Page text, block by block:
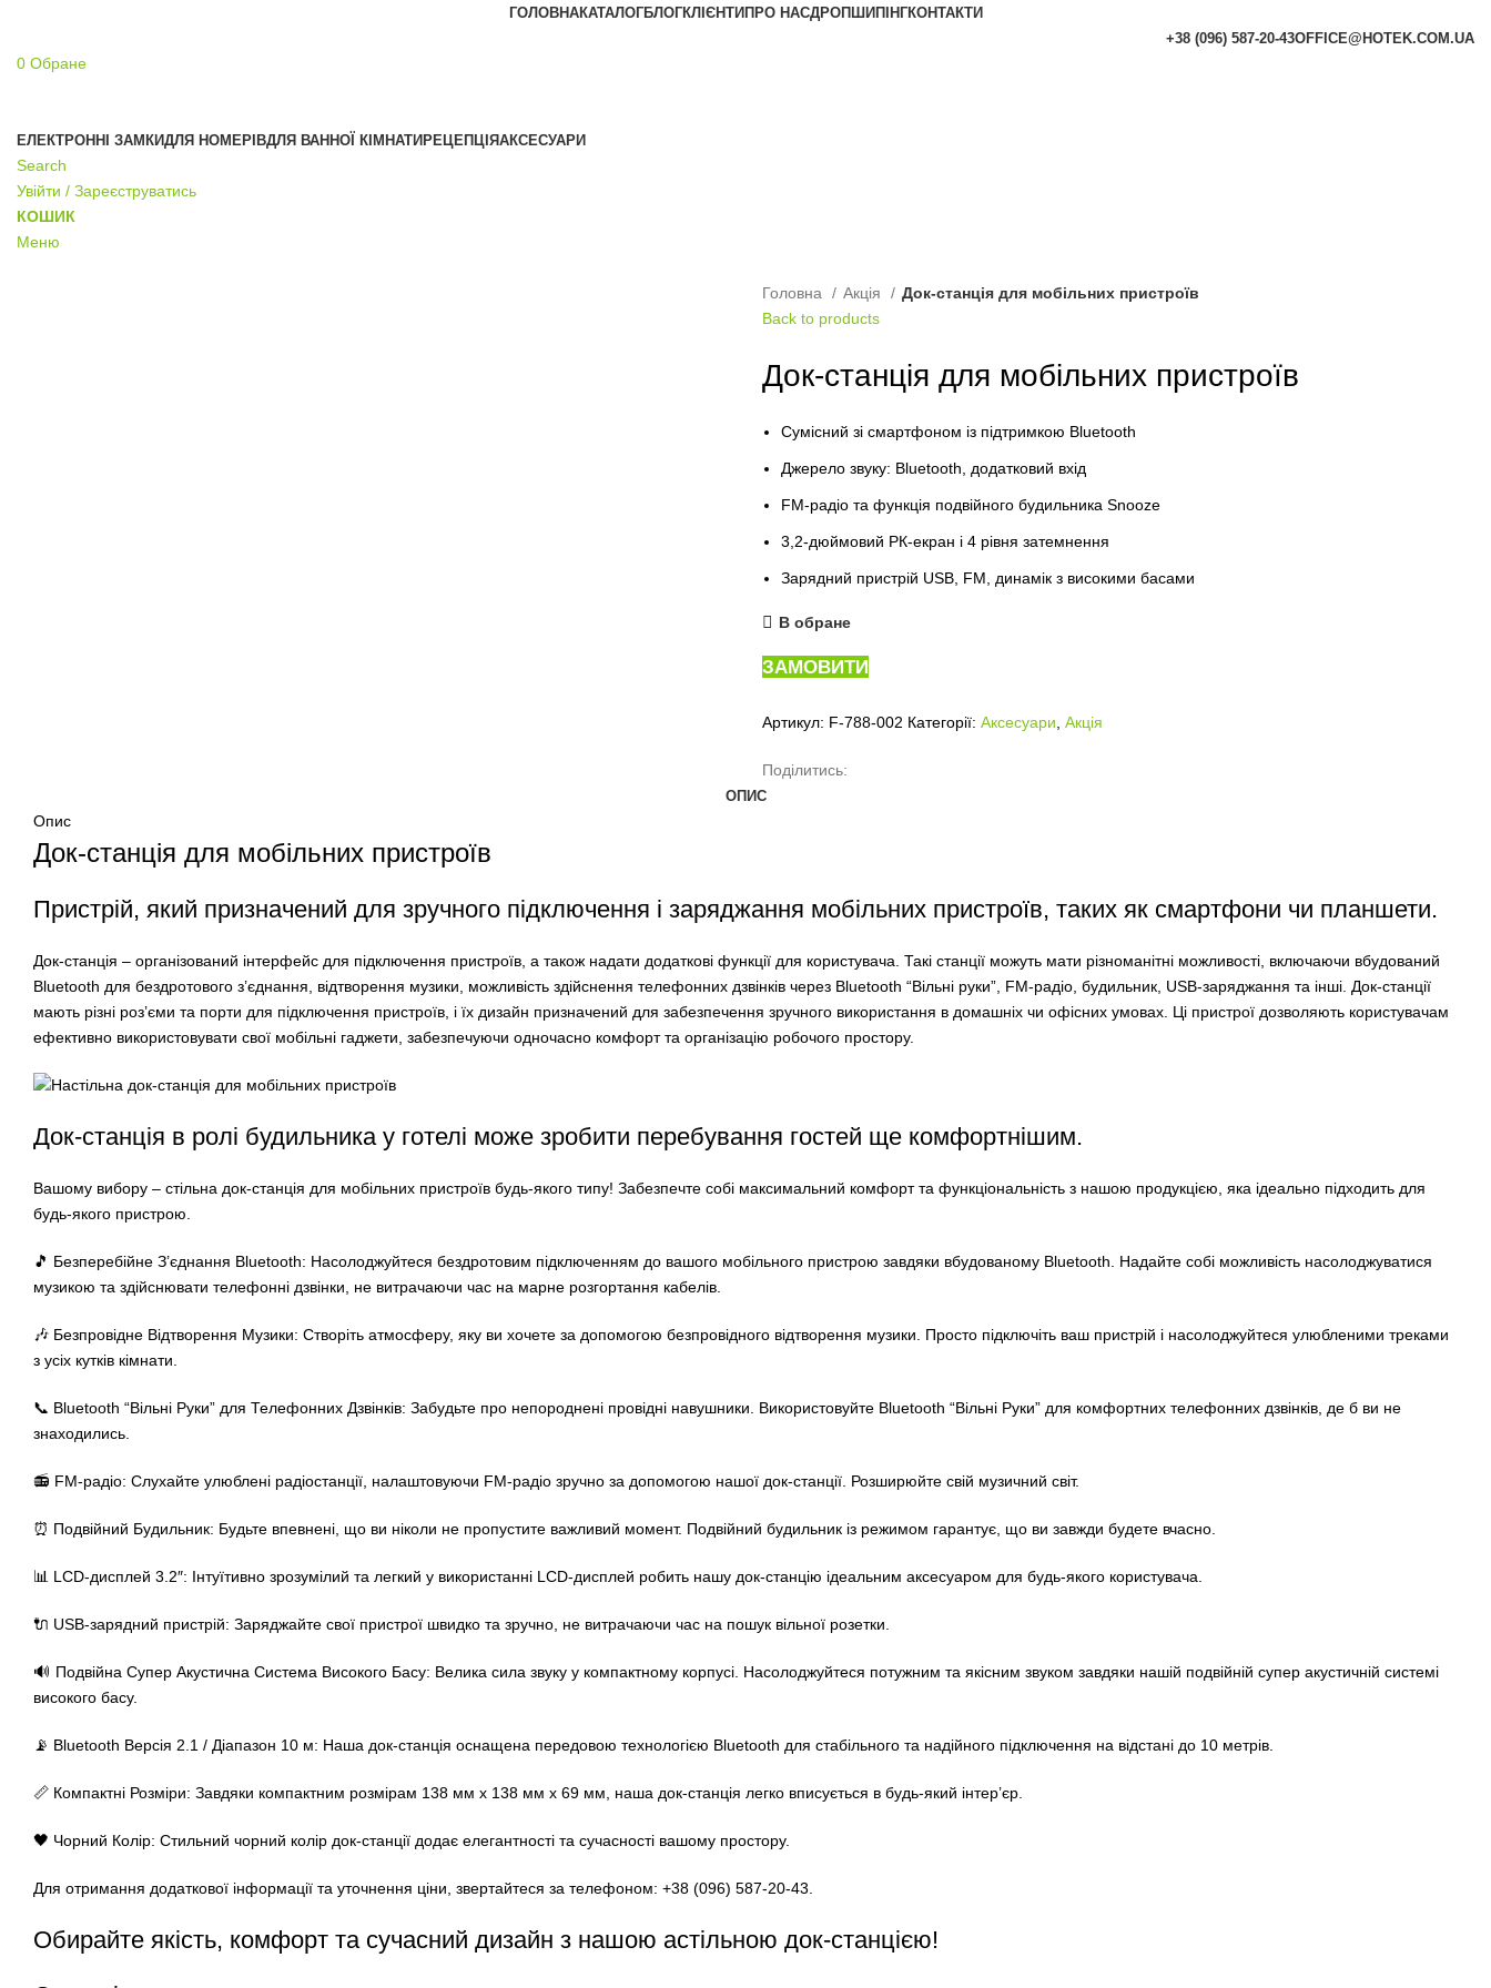
ГОЛОВНАКАТАЛОГБЛОГКЛІЄНТИ ПРО НАСДРОПШИПІНГКОНТАКТИ
+38 (096) 587-20-43OFFICE@HOTEK.COM.UA
0 Обране
ЕЛЕКТРОННІ ЗАМКИДЛЯ НОМЕРІВДЛЯ ВАННОЇ КІМНАТИ РЕЦЕПЦІЯАКСЕСУАРИ
Search
Увійти / Зареєструватись
КОШИК
Меню
Головна Акція
Док-станція для мобільних пристроїв
Back to products
Док-станція для мобільних пристроїв
Сумісний зі смартфоном із підтримкою Bluetooth
Джерело звуку: Bluetooth, додатковий вхід
FM-радіо та функція подвійного будильника Snooze
3,2-дюймовий РК-екран і 4 рівня затемнення
Зарядний пристрій USB, FM, динамік з високими басами
В обране
ЗАМОВИТИ
Артикул: F-788-002 Категорії: Аксесуари Акція
Поділитись:
ОПИС
Опис
Док-станція для мобільних пристроїв
Пристрій, який призначений для зручного підключення і заряджання мобільних пристроїв, таких як смартфони чи планшети.
Док-станція – організований інтерфейс для підключення пристроїв, а також надати додаткові функції для користувача. Такі станції можуть мати різноманітні можливості, включаючи вбудований
Bluetooth для бездротового з’єднання, відтворення музики, можливість здійснення телефонних дзвінків через Bluetooth “Вільні руки”, FM-радіо, будильник, USB-заряджання та інші. Док-станції
мають різні роз’єми та порти для підключення пристроїв, і їх дизайн призначений для забезпечення зручного використання в домашніх чи офісних умовах. Ці пристрої дозволяють користувачам
ефективно використовувати свої мобільні гаджети, забезпечуючи одночасно комфорт та організацію робочого простору.
Док-станція в ролі будильника у готелі може зробити перебування гостей ще комфортнішим.
Вашому вибору – стільна док-станція для мобільних пристроїв будь-якого типу! Забезпечте собі максимальний комфорт та функціональність з нашою продукцією, яка ідеально підходить для
будь-якого пристрою.
🎵 Безперебійне З’єднання Bluetooth: Насолоджуйтеся бездротовим підключенням до вашого мобільного пристрою завдяки вбудованому Bluetooth. Надайте собі можливість насолоджуватися
музикою та здійснювати телефонні дзвінки, не витрачаючи час на марне розгортання кабелів.
🎶 Безпровідне Відтворення Музики: Створіть атмосферу, яку ви хочете за допомогою безпровідного відтворення музики. Просто підключіть ваш пристрій і насолоджуйтеся улюбленими треками
з усіх кутків кімнати.
📞 Bluetooth “Вільні Руки” для Телефонних Дзвінків: Забудьте про непороднені провідні навушники. Використовуйте Bluetooth “Вільні Руки” для комфортних телефонних дзвінків, де б ви не
знаходились.
📻 FM-радіо: Слухайте улюблені радіостанції, налаштовуючи FM-радіо зручно за допомогою нашої док-станції. Розширюйте свій музичний світ.
⏰ Подвійний Будильник: Будьте впевнені, що ви ніколи не пропустите важливий момент. Подвійний будильник із режимом гарантує, що ви завжди будете вчасно.
📊 LCD-дисплей 3.2″: Інтуїтивно зрозумілий та легкий у використанні LCD-дисплей робить нашу док-станцію ідеальним аксесуаром для будь-якого користувача.
🔌 USB-зарядний пристрій: Заряджайте свої пристрої швидко та зручно, не витрачаючи час на пошук вільної розетки.
🔊 Подвійна Супер Акустична Система Високого Басу: Велика сила звуку у компактному корпусі. Насолоджуйтеся потужним та якісним звуком завдяки нашій подвійній супер акустичній системі
високого басу.
📡 Bluetooth Версія 2.1 / Діапазон 10 м: Наша док-станція оснащена передовою технологією Bluetooth для стабільного та надійного підключення на відстані до 10 метрів.
📏 Компактні Розміри: Завдяки компактним розмірам 138 мм х 138 мм х 69 мм, наша док-станція легко вписується в будь-який інтер’єр.
🖤 Чорний Колір: Стильний чорний колір док-станції додає елегантності та сучасності вашому простору.
Для отримання додаткової інформації та уточнення ціни, звертайтеся за телефоном: +38 (096) 587-20-43.
Обирайте якість, комфорт та сучасний дизайн з нашою астільною док-станцією!